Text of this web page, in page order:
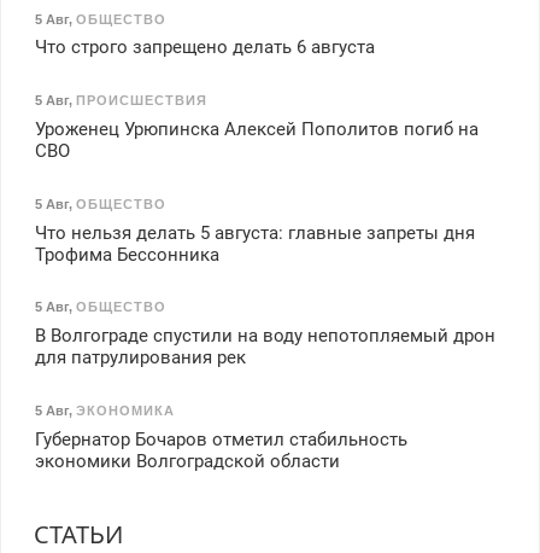
5 Авг, ОБЩЕСТВО
Что строго запрещено делать 6 августа
5 Авг, ПРОИСШЕСТВИЯ
Уроженец Урюпинска Алексей Пополитов погиб на
СВО
5 Авг, ОБЩЕСТВО
Что нельзя делать 5 августа: главные запреты дня
Трофима Бессонника
5 Авг, ОБЩЕСТВО
В Волгограде спустили на воду непотопляемый дрон
для патрулирования рек
5 Авг, ЭКОНОМИКА
Губернатор Бочаров отметил стабильность
экономики Волгоградской области
СТАТЬИ